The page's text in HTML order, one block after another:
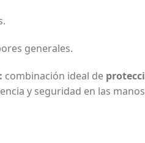
generales.
combinación ideal de
y seguridad en las